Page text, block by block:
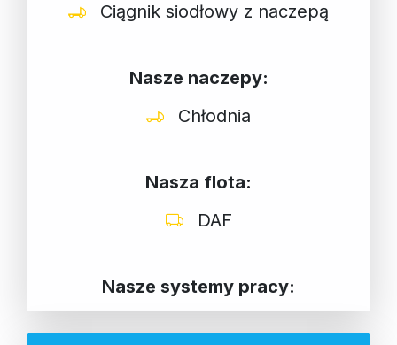
Ciągnik siodłowy z naczepą
Nasze naczepy:
Chłodnia
Nasza flota:
DAF
Nasze systemy pracy: